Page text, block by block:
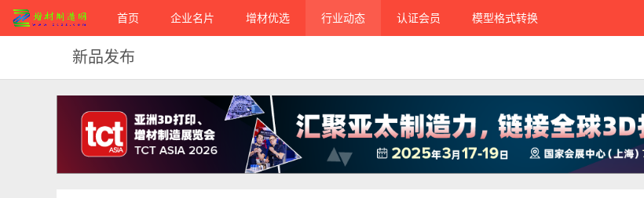
首页 企业名片 增材优选 行业动态 认证会员 模型格式转换
新品发布